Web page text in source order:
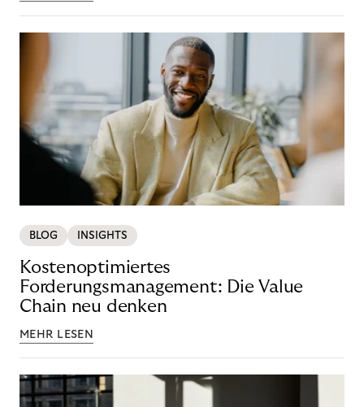
BLOG INSIGHTS
Kostenoptimiertes
Forderungsmanagement: Die Value
Chain neu denken
MEHR LESEN